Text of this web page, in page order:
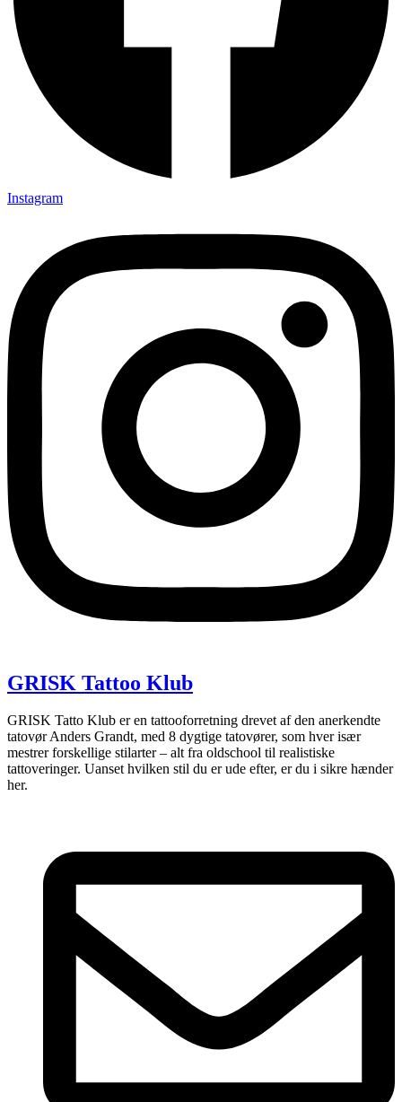
Instagram
GRISK Tattoo Klub
GRISK Tatto Klub er en tattooforretning drevet af den anerkendte
tatovør Anders Grandt, med 8 dygtige tatovører, som hver især
mestrer forskellige stilarter – alt fra oldschool til realistiske
tattoveringer. Uanset hvilken stil du er ude efter, er du i sikre hænder
her.